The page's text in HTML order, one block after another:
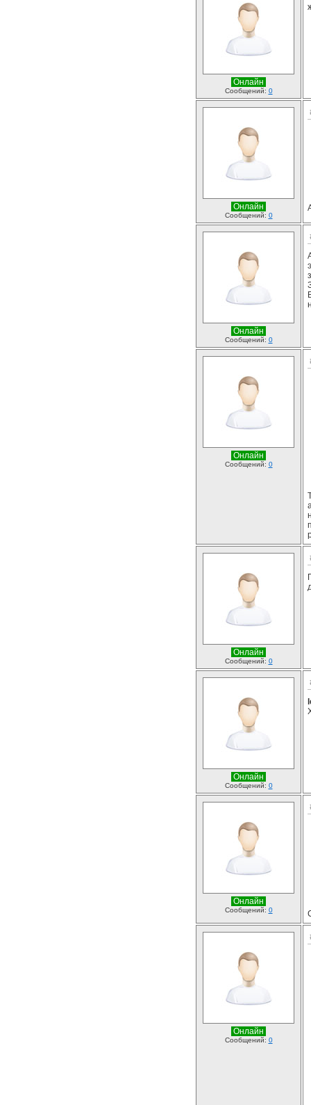
Онлайн
Сообщений: 0
Онлайн
Сообщений: 0
Онлайн
Сообщений: 0
Онлайн
Сообщений: 0
Онлайн
Сообщений: 0
Онлайн
Сообщений: 0
Онлайн
Сообщений: 0
Онлайн
Сообщений: 0